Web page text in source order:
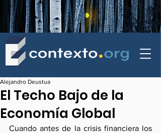
El Techo Bajo de la
Economía Global
Alejandro Deustua
Cuando antes de la crisis financiera los